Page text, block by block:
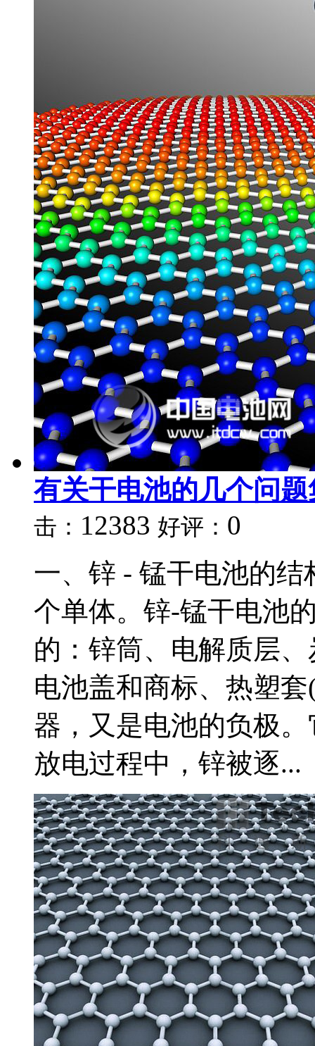
有关干电池的几个问题
击： 12383 好评： 0
一、锌 - 锰干电池的
个单体。锌-锰干电池
的：锌筒、电解质层
电池盖和商标、热塑
器，又是电池的负极
放电过程中，锌被逐...